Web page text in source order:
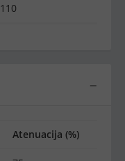
110
−
Atenuacija (%)